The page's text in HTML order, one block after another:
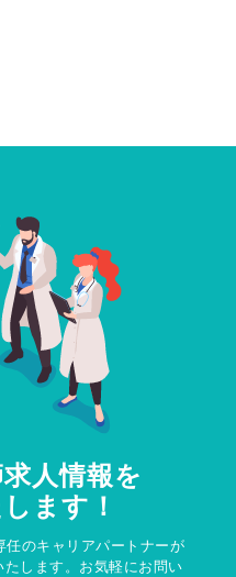
人情報を
ます！
任のキャリアパートナーが
します。お気軽にお問い